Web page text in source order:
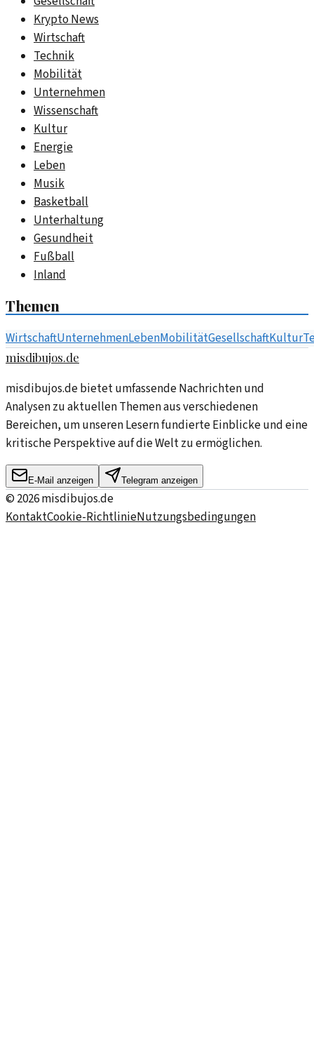
Krypto News
Wirtschaft
Technik
Mobilität
Unternehmen
Wissenschaft
Kultur
Energie
Leben
Musik
Basketball
Unterhaltung
Gesundheit
Fußball
Inland
Themen
WirtschaftUnternehmenLebenMobilitätGesellschaftKultur
misdibujos.de
misdibujos.de bietet umfassende Nachrichten und
Analysen zu aktuellen Themen aus verschiedenen
Bereichen, um unseren Lesern fundierte Einblicke und eine
kritische Perspektive auf die Welt zu ermöglichen.
E-Mail anzeigen Telegram anzeigen
© 2026misdibujos.de
KontaktCookie-RichtlinieNutzungsbedingungen